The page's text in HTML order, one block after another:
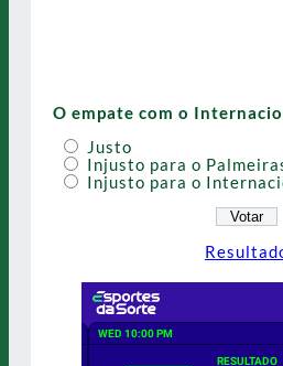
O empate com o
Justo
Injusto para o
Injusto para o